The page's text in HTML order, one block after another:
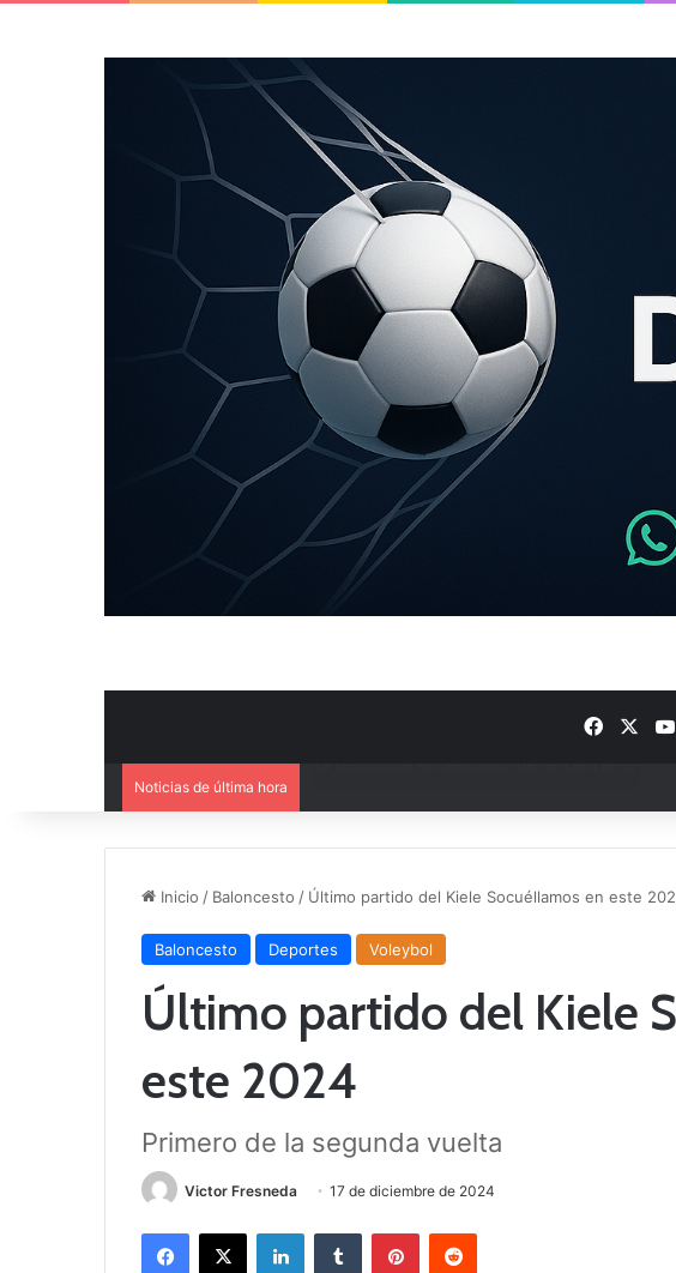
Noticias de última hora
Inicio / Baloncesto / Último partido del Kiele Socuéllamos en este
Baloncesto Deportes Voleybol
Último partido del Kiele
este 2024
Primero de la segunda vuelta
Victor Fresneda 17 de diciembre de 2024